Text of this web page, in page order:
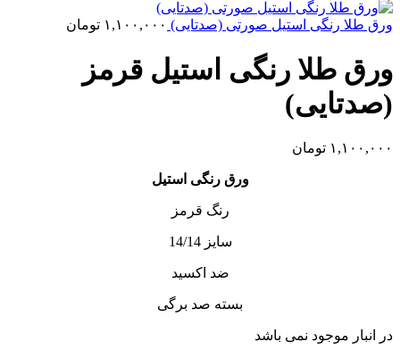
ورق طلا رنگی استیل صورتی (صدتایی) ۱,۱۰۰,۰۰۰ تومان
ورق طلا رنگی استیل قرمز
(صدتایی)
۱,۱۰۰,۰۰۰ تومان
ورق رنگی استیل
رنگ قرمز
سایز 14/14
ضد اکسید
بسته صد برگی
در انبار موجود نمی باشد